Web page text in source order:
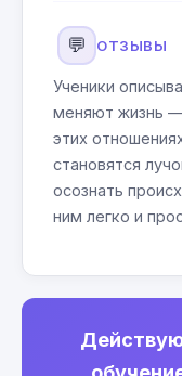
💬 ОТЗЫВЫ
Ученики
меняют жизнь —
этих
становятся
осознать
ним легко и